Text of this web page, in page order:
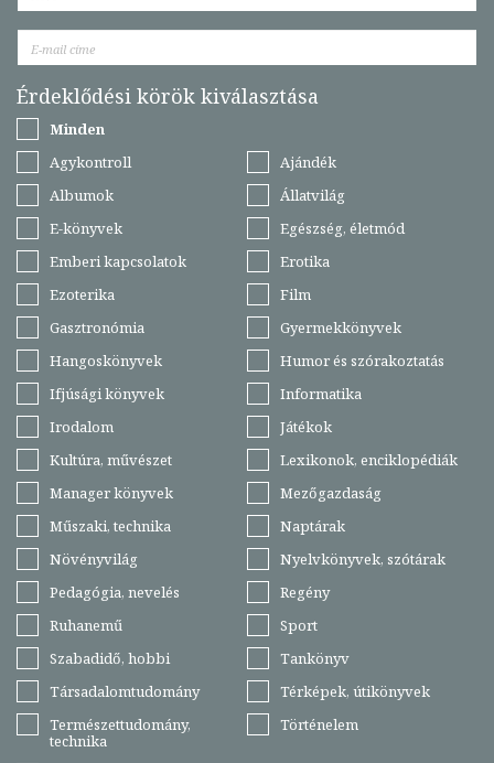
Érdeklődési körök kiválasztása
Minden
Agykontroll
Ajándék
Albumok
Állatvilág
E-könyvek
Egészség, életmód
Emberi kapcsolatok
Erotika
Ezoterika
Film
Gasztronómia
Gyermekkönyvek
Hangoskönyvek
Humor és szórakoztatás
Ifjúsági könyvek
Informatika
Irodalom
Játékok
Kultúra, művészet
Lexikonok, enciklopédiák
Manager könyvek
Mezőgazdaság
Műszaki, technika
Naptárak
Növényvilág
Nyelvkönyvek, szótárak
Pedagógia, nevelés
Regény
Ruhanemű
Sport
Szabadidő, hobbi
Tankönyv
Társadalomtudomány
Térképek, útikönyvek
Természettudomány,
technika
Történelem